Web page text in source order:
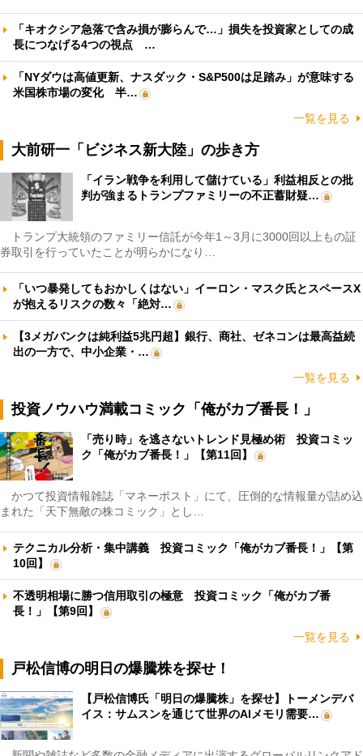
「キオクシア急落で含み損が膨らんで…」損失を投資家としての成
長につなげる4つの視点 …
「NYダウは高値更新、ナスダック・S&P500は足踏み」が意味する
米国株市場の変化 半…
一覧を見る
大前研一「ビジネス新大陸」の歩き方
「イラン戦争を利用して儲けている」利益相反との批
判が強まるトランプファミリーの不正蓄財疑…
トランプ大統領のファミリー信託が今年1～3月に3000回以上もの証
券取引を行っていたことが明らかになり…
「いつ暴発してもおかしくはない」イーロン・マスク氏とスペースX
が抱えるリスクの数々「絶対…
【3メガバンクは純利益5兆円超】銀行、商社、ゼネコンは最高益続
出の一方で、中小企業・…
一覧を見る
投資ノウハウ満載コミック「俺がカブ番長！」
「売り時」を逃さないトレンド見極め術 投資コミッ
ク「俺がカブ番長！」【第11回】
かつて投資情報雑誌「マネーポスト」にて、圧倒的な情報量が詰め込
まれた「天下無敵の株コミック」とし…
テクニカル分析・集中講義 投資コミック「俺がカブ番長！」【第
10回】
不透明相場に勝つ信用取引の極意 投資コミック「俺がカブ番
長！」【第9回】
一覧を見る
戸松信博の明日の爆騰株を探せ！
【戸松信博氏「明日の爆騰株」を探せ】トーメンデバ
イス：サムスンを通じて世界のAIメモリ需要…